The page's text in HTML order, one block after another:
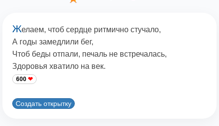
Желаем, чтоб сердце ритмично стучало,
А годы замедлили бег,
Чтоб беды отпали, печаль не встречалась,
Здоровья хватило на век.
600
Создать открытку